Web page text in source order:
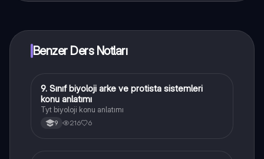
Benzer Ders Notları
Biyoloji
9. Sınıf biyoloji arke ve protista sistemleri
konu anlatımı
Tyt biyoloji konu anlatımı
9 216 6